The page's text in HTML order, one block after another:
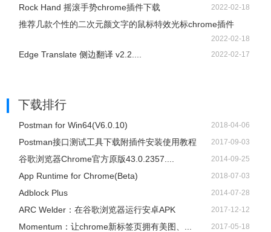
Rock Hand 摇滚手势chrome插件下载 2022-02-18
推荐几款个性的二次元颜文字的鼠标特效光标chrome插件
2022-02-18
Edge Translate 侧边翻译 v2.2.... 2022-02-17
下载排行
Postman for Win64(V6.0.10) 2018-04-06
Postman接口测试工具下载附插件安装使用教程 2017-09-03
谷歌浏览器Chrome官方原版43.0.2357.... 2014-09-25
App Runtime for Chrome(Beta) 2018-07-03
Adblock Plus 2014-07-28
ARC Welder：在谷歌浏览器运行安卓APK 2017-12-12
Momentum：让chrome新标签页拥有美图、... 2017-05-18